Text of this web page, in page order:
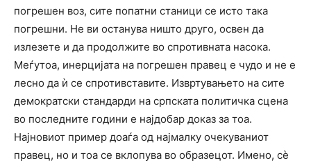
погрешен воз, сите попатни станици се исто така
погрешни. Не ви останува ништо друго, освен да
излезете и да продолжите во спротивната насока.
Меѓутоа, инерцијата на погрешен правец е чудо и не е
лесно да ѝ се спротивставите. Извртувањето на сите
демократски стандарди на српската политичка сцена
во последните години е најдобар доказ за тоа.
Најновиот пример доаѓа од најмалку очекуваниот
правец, но и тоа се вклопува во образецот. Имено, сѐ